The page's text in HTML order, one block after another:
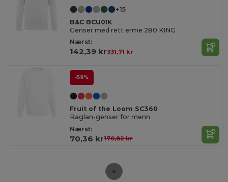
+15
B&C BCU01K
Genser med rett erme 280 KING
Nærst:
142,39 kr331,71 kr
-59%
Fruit of the Loom SC360
Raglan-genser for menn
Nærst:
70,36 kr170,82 kr